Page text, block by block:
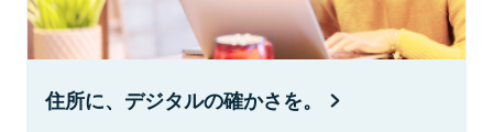
住所に、デジタルの確かさを。